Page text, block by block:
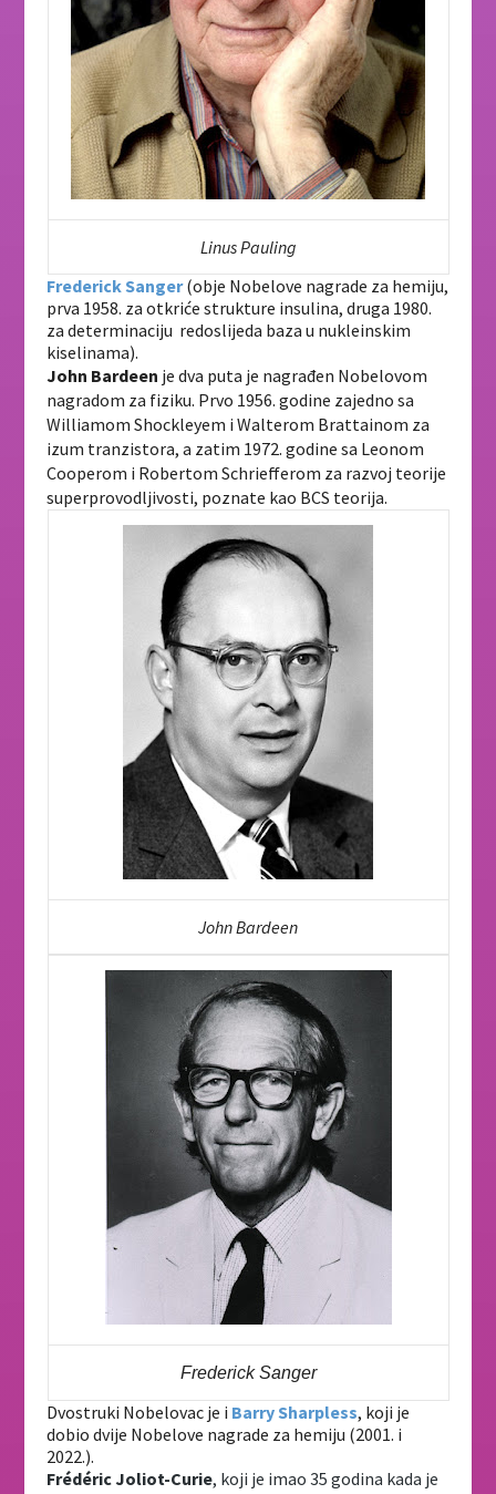
Linus Pauling
Frederick Sanger(obje Nobelove nagrade za hemiju,
prva 1958. za otkriće strukture insulina, druga 1980.
za determinaciju redoslijeda baza u nukleinskim
kiselinama).
John Bardeen je dva puta je nagrađen Nobelovom
nagradom za fiziku. Prvo 1956. godine zajedno sa
Williamom Shockleyem i Walterom Brattainom za
izum tranzistora, a zatim 1972. godine sa Leonom
Cooperom i Robertom Schriefferom za razvoj teorije
superprovodljivosti, poznate kao BCS teorija.
John Bardeen
Frederick Sanger
Dvostruki Nobelovac je i Barry Sharpless, koji je
dobio dvije Nobelove nagrade za hemiju (2001. i
2022.).
Frédéric Joliot-Curie, koji je imao 35 godina kada je